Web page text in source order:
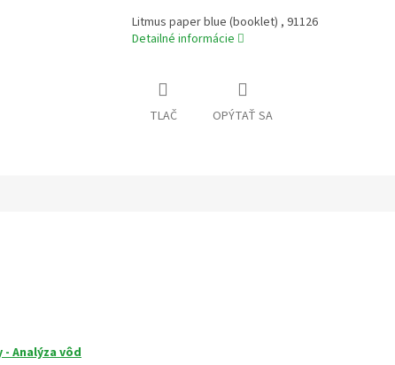
Litmus paper blue (booklet) , 91126
Detailné informácie
TLAČ OPÝTAŤ SA
- Analýza vôd